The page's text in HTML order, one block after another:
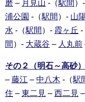
磨 – 月見山 -（駅間 ）-
浦公園 -（駅間 ）- 山
水 -（駅間 ）- 霞ヶ丘 -
間 ）- 大蔵谷 – 人丸前
その２（明石～高砂）
– 藤江 – 中八木 -（駅
住 – 東二見 – 西二見 –